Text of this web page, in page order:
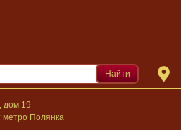
дом 19
метро Полянка
Найти